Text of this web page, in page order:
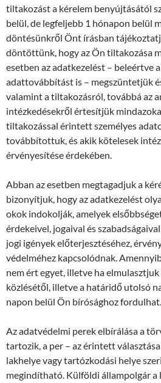
tiltakozást a kérelem benyújtásától
belül, de legfeljebb 1 hónapon belül
döntésünkről Önt írásban
döntöttünk, hogy az Ön tiltakozása
esetben az adatkezelést – beleértve
adattovábbítást is – megszüntetjük
valamint a tiltakozásról, továbbá az
intézkedésekről értesítjük
tiltakozással érintett személyes
továbbítottuk, és akik kötelesek
érvényesítése érdekében.
Abban az esetben megtagadjuk a
bizonyítjuk, hogy az adatkezelést
okok indokolják, amelyek
érdekeivel, jogaival és
jogi igények előterjesztéséhez,
védelméhez kapcsolódnak.
nem ért egyet, illetve ha
közlésétől, illetve a határidő utolsó
napon belül Ön bírósághoz fordulhat.
Az adatvédelmi perek elbírálása a
tartozik, a per – az érintett
lakhelye vagy tartózkodási helye
megindítható. Külföldi állampolgár a